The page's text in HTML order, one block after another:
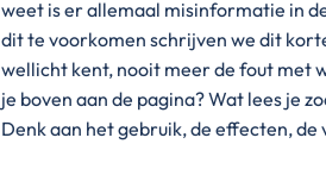
weet is er allemaal misinformatie in
dit te voorkomen schrijven we dit
wellicht kent, nooit meer de fout met
je boven aan de pagina? Wat lees je
Denk aan het gebruik, de effecten, de